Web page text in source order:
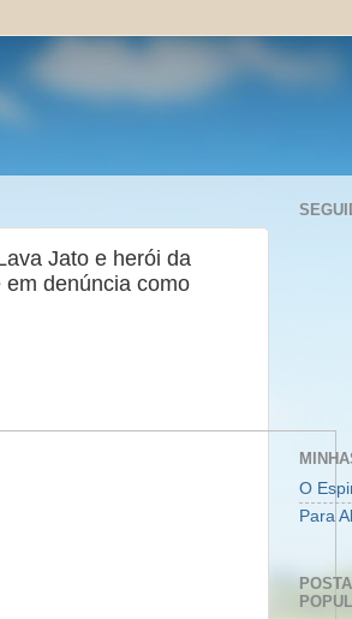
Jato e herói da
denúncia como
O
Para